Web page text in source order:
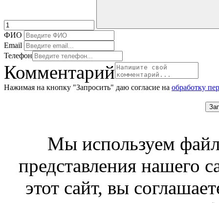
ФИО
Email
Телефон
Комментарий
Нажимая на кнопку "Запросить" даю согласие на обработку
Мы используем
представления нашего
этот сайт, вы